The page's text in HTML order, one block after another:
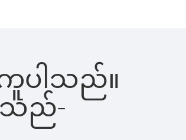
ကူပါသည်။
သည်-